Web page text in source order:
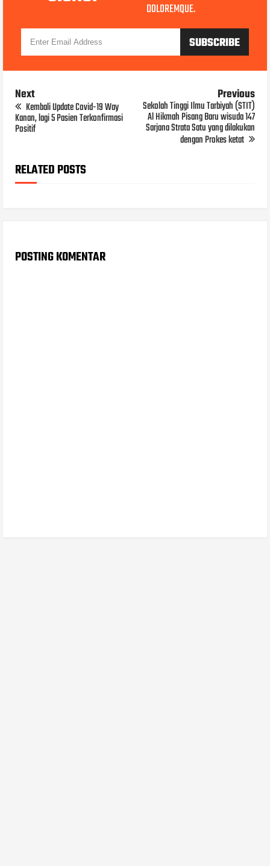
DOLOREMQUE.
Next
Kembali Update Covid-19 Way
Kanan, lagi 5 Pasien Terkonfirmasi
Positif
Previous
Sekolah Tinggi Ilmu Tarbiyah (STIT)
Al Hikmah Pisang Baru wisuda 147
Sarjana Strata Satu yang dilakukan
dengan Prokes ketat
RELATED POSTS
POSTING KOMENTAR